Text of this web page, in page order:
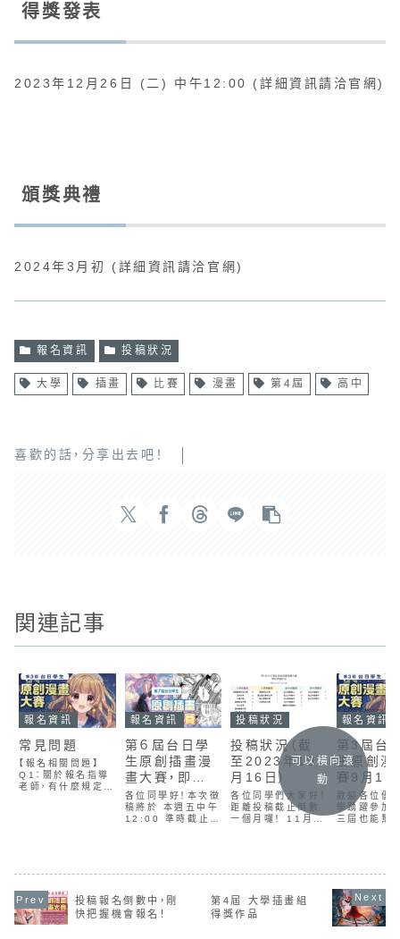
得獎發表
2023年12月26日 (二) 中午12:00 (詳細資訊請洽官網)
頒獎典禮
2024年3月初 (詳細資訊請洽官網)
報名資訊 投稿狀況
大學 插畫 比賽 漫畫 第4屆 高中
喜歡的話，分享出去吧！
関連記事
報名資訊
常見問題
【報名相關問題】
Q1：關於報名指導
老師，有什麼規定
中職或大專院校在
校生、暫時休學生，
或經教育局審核
通...
報名資訊
第６屆台日學
生原創插畫漫
畫大賽，即將
截止！
各位同學好！本次徵
稿將於 本週五中午
12:00 準時截止，
稿後務必確認是否
信」。近期有多位同
學因 電子郵件地址
投稿狀況
投稿狀況（截
至2023年10
月16日）
各位同學們大家好！
距離投稿截止倒數
一個月囉！ 11月
勁吧～另外，私立復
件數正在迅速上升！
感覺勢在必得。其他
報名資訊
第3屆台
生原創漫
賽9月1
開跑!!
歡迎各位優
學踴躍參加
三屆也能幫
12:00 -
11月15日
午12:00 截
得獎發表
12月23日
可以橫向滾
動
投稿報名倒數中，剛
快把握機會報名！
第4屆 大學插畫組
得獎作品